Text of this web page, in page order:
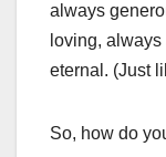
always
loving,
eternal. (Just
So, how do